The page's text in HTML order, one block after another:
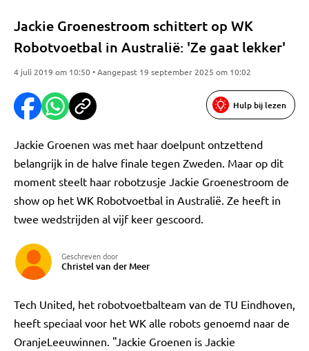
Jackie Groenestroom schittert op WK
Robotvoetbal in Australië: 'Ze gaat lekker'
4 juli 2019 om 10:50 • Aangepast 19 september 2025 om 10:02
Hulp bij lezen
Jackie Groenen was met haar doelpunt ontzettend
belangrijk in de halve finale tegen Zweden. Maar op dit
moment steelt haar robotzusje Jackie Groenestroom de
show op het WK Robotvoetbal in Australië. Ze heeft in
twee wedstrijden al vijf keer gescoord.
Geschreven door
Christel van der Meer
Tech United, het robotvoetbalteam van de TU Eindhoven,
heeft speciaal voor het WK alle robots genoemd naar de
OranjeLeeuwinnen. "Jackie Groenen is Jackie